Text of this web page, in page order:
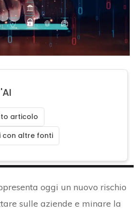
articolo
con altre fonti
oggi un nuovo rischio
sulle aziende e minare la